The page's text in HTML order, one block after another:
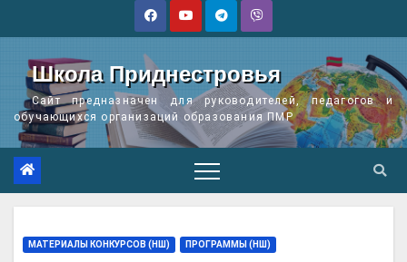
Школа Приднестровья
Сайт предназначен для руководителей, педагогов и
обучающихся организаций образования ПМР
МАТЕРИАЛЫ КОНКУРСОВ (НШ) ПРОГРАММЫ (НШ)